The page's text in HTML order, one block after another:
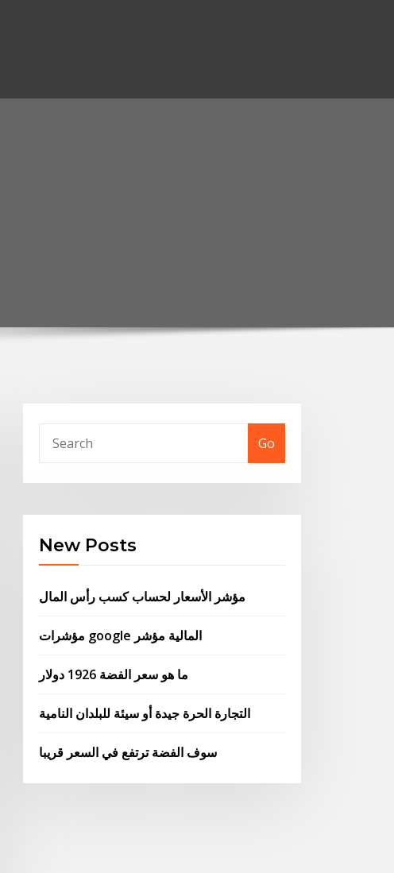
Go
New Posts
مؤشر الأسعار لحساب كسب رأس المال
مؤشرات google المالية مؤشر
ما هو سعر الفضة 1926 دولار
التجارة الحرة جيدة أو سيئة للبلدان النامية
سوف الفضة ترتفع في السعر قريبا